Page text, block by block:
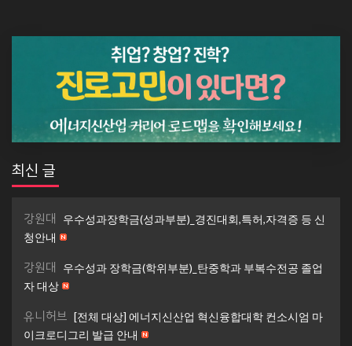
최신 글
강원대
우수성과장학금(성과부분)_경진대회,특허,자격증 등 신
청안내
강원대
우수성과 장학금(학위부분)_탄중학과 부복수전공 졸업
자 대상
유니허브 [전체 대상] 에너지신산업 혁신융합대학 컨소시엄 마
이크로디그리 발급 안내